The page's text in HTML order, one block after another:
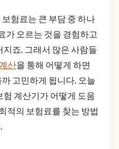
험료는 큰 부담 중 하나
가 오르는 것을 경험하고
죠. 그래서 많은 사람들
산을 통해 어떻게 하면
고민하게 됩니다. 오늘
험 계산기가 어떻게 도움
적의 보험료를 찾는 방법